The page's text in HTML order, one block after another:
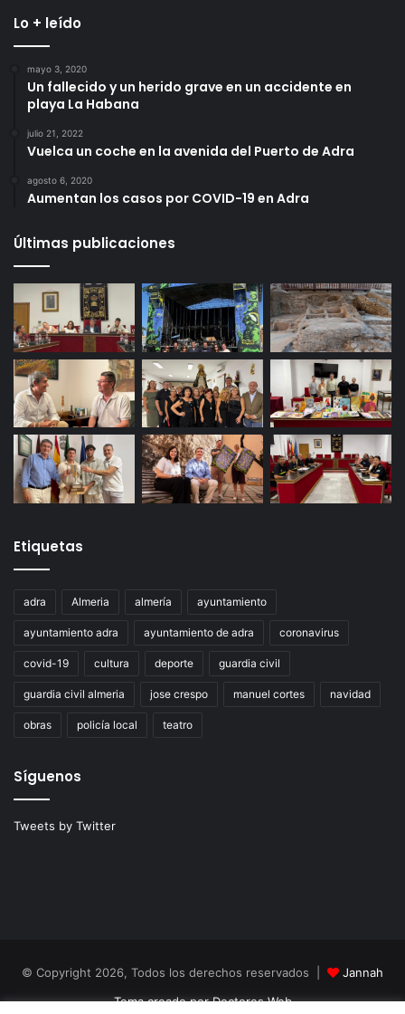
Lo + leído
mayo 3, 2020
Un fallecido y un herido grave en un accidente en
playa La Habana
julio 21, 2022
Vuelca un coche en la avenida del Puerto de Adra
agosto 6, 2020
Aumentan los casos por COVID-19 en Adra
Últimas publicaciones
Etiquetas
adra Almeria almería ayuntamiento
ayuntamiento adra ayuntamiento de adra coronavirus
covid-19 cultura deporte guardia civil
guardia civil almeria jose crespo manuel cortes navidad
obras policía local teatro
Síguenos
Tweets by Twitter
© Copyright 2026, Todos los derechos reservados |
Jannah
Tema creado por Doctores Web